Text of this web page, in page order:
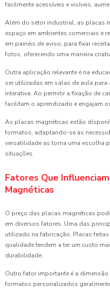
facilmente acessíveis e visíveis,
Além do setor industrial, as placas
espaço em ambientes comerciais e
em painéis de aviso, para fixar
fotos, oferecendo uma maneira
Outra aplicação relevante é na
ser utilizadas em salas de aula
interativa. Ao permitir a fixação de
facilitam o aprendizado e engajam
As placas magnéticas estão
formatos, adaptando-se às
versatilidade as torna uma escolha
situações.
Fatores Que
Magnéticas
O preço das placas magnéticas
em diversos fatores. Uma das
utilizado na fabricação. Placas
qualidade tendem a ter um custo
durabilidade.
Outro fator importante é a
formatos personalizados